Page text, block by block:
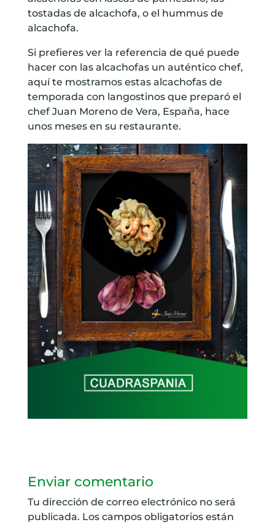
tostadas de alcachofa, o el hummus de
alcachofa.
Si prefieres ver la referencia de qué puede
hacer con las alcachofas un auténtico chef,
aquí te mostramos estas alcachofas de
temporada con langostinos que preparó el
chef Juan Moreno de Vera, España, hace
unos meses en su restaurante.
Enviar comentario
Tu dirección de correo electrónico no será
publicada. Los campos obligatorios están